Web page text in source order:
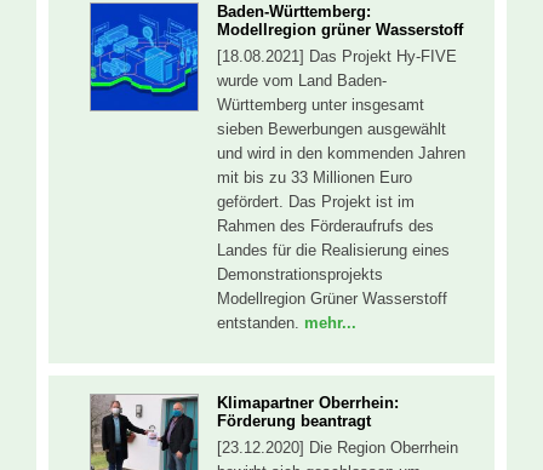
Baden-Württemberg:
Modellregion grüner Wasserstoff
[18.08.2021] Das Projekt Hy-FIVE
wurde vom Land Baden-
Württemberg unter insgesamt
sieben Bewerbungen ausgewählt
und wird in den kommenden Jahren
mit bis zu 33 Millionen Euro
gefördert. Das Projekt ist im
Rahmen des Förderaufrufs des
Landes für die Realisierung eines
Demonstrationsprojekts
Modellregion Grüner Wasserstoff
entstanden. mehr...
Klimapartner Oberrhein:
Förderung beantragt
[23.12.2020] Die Region Oberrhein